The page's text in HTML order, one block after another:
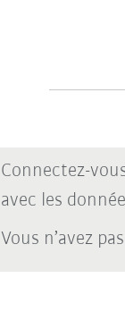
Connectez-
avec les
Vous n’avez